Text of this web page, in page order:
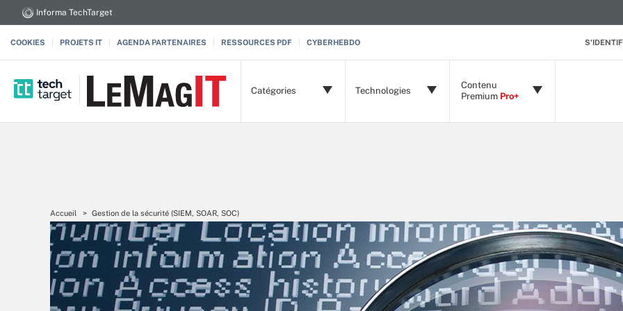
Informa TechTarget
COOKIES PROJETS IT AGENDA PARTENAIRES RESSOURCES PDF CYBERHEBDO
Catégories Technologies
Contenu
Premium Pro+
Accueil Gestion de la sécurité (SIEM, SOAR, SOC)